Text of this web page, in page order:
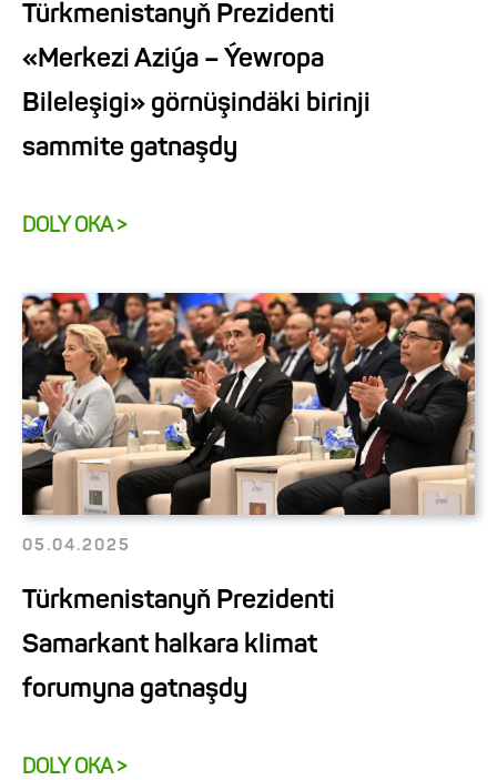
Türkmenistanyň Prezidenti
«Merkezi Aziýa – Ýewropa
Bileleşigi» görnüşindäki birinji
sammite gatnaşdy
DOLY OKA >
05.04.2025
Türkmenistanyň Prezidenti
Samarkant halkara klimat
forumyna gatnaşdy
DOLY OKA >